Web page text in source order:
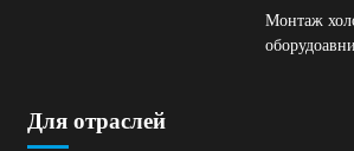
Монтаж
Для отраслей